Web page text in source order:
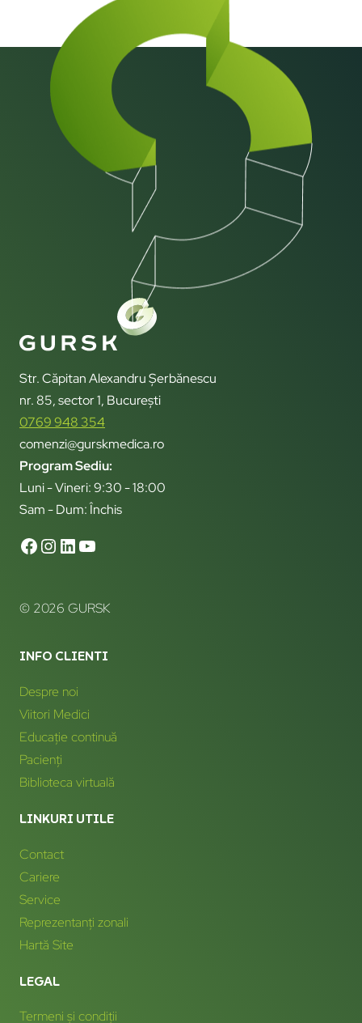
Str. Căpitan Alexandru Șerbănescu
nr. 85, sector 1, București
0769 948 354
comenzi@gurskmedica.ro
Program Sediu:
Luni - Vineri: 9:30 - 18:00
Sam - Dum: Închis
© 2026 GURSK
INFO CLIENTI
Despre noi
Viitori Medici
Educație continuă
Pacienți
Biblioteca virtuală
LINKURI UTILE
Contact
Cariere
Service
Reprezentanți zonali
Hartă Site
LEGAL
Termeni și condiții